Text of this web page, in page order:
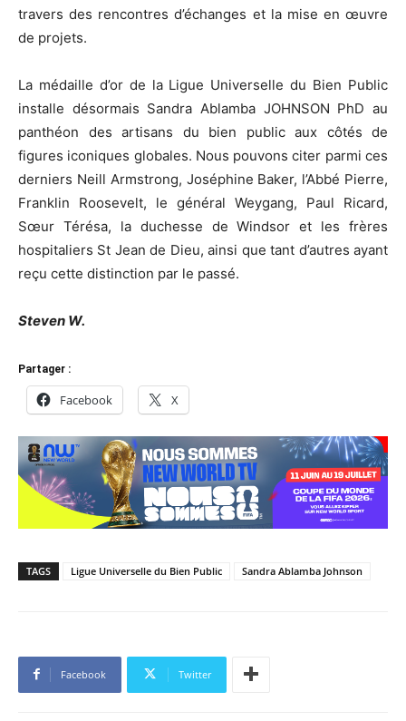
travers des rencontres d’échanges et la mise en œuvre
de projets.
La médaille d’or de la Ligue Universelle du Bien Public
installe désormais Sandra Ablamba JOHNSON PhD au
panthéon des artisans du bien public aux côtés de
figures iconiques globales. Nous pouvons citer parmi ces
derniers Neill Armstrong, Joséphine Baker, l’Abbé Pierre,
Franklin Roosevelt, le général Weygang, Paul Ricard,
Sœur Térésa, la duchesse de Windsor et les frères
hospitaliers St Jean de Dieu, ainsi que tant d’autres ayant
reçu cette distinction par le passé.
Steven W.
Partager :
Facebook X
TAGS Ligue Universelle du Bien Public Sandra Ablamba Johnson
Facebook Twitter